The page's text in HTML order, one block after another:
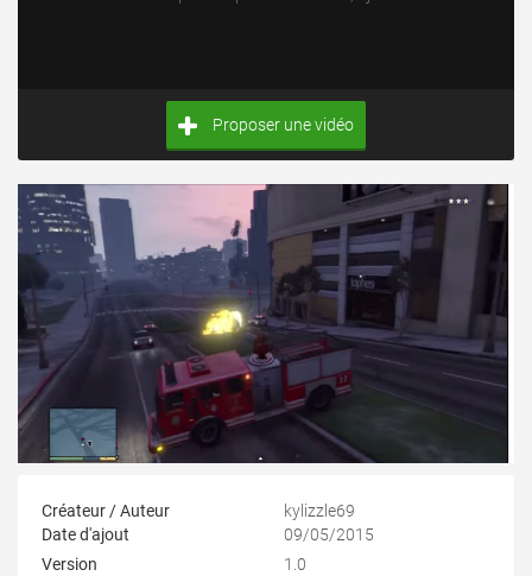
Proposer une vidéo
Créateur / Auteur
kylizzle69
Date d'ajout
09/05/2015
Version
1.0